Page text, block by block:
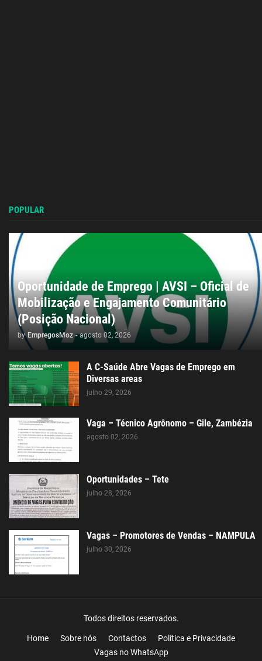
POPULAR
Oportunidade de Emprego | AVSI – Oficial de
Mobilização e Engajamento Comunitário
(Posição Nacional)
by EmpregosMoz - agosto 02, 2026
A C-Saúde Abre Vagas de Emprego em
Diversas areas
julho 29, 2026
Vaga – Técnico Agrônomo – Gile, Zambézia
agosto 02, 2026
Oportunidades – Tete
julho 28, 2026
Vagas – Promotores de Vendas – NAMPULA
julho 30, 2026
Todos direitos reservados.
Home Sobre nós Contactos
Política e Privacidade
Vagas no WhatsApp